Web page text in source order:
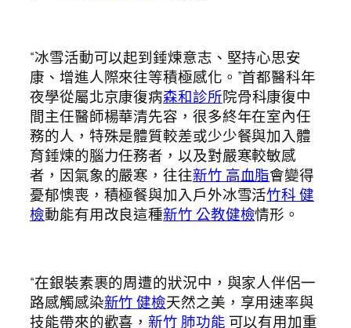
“冰雪活動可以起到錘煉意志、堅持心思安
康、增進人際來往等積極感化。”首都醫科年
夜學從屬北京康復病森和診所院骨科康復中
間主任醫師楊華清先容，很多終年在室內任
務的人，特殊是體質較差或少少餐與加入體
育錘煉的腦力任務者，以及對嚴寒較敏感
者，因氣象的嚴寒，往往新竹 高血脂會變得
憂郁懊喪，積極餐與加入戶外冰雪活竹科 健
檢動能有用改良這種新竹 公教健檢情形。
“在銀裝素裹的周遭的狀況中，與家人伴侶一
路感觸感染新竹 健檢天然之美，享用速率與
技能帶來的歡喜，新竹 肺功能 可以有用加重